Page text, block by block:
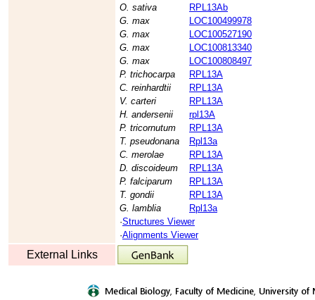
O. sativa
RPL13Ab
G. max
LOC100499978
G. max
LOC100527190
G. max
LOC100813340
G. max
LOC100808497
P. trichocarpa
RPL13A
C. reinhardtii
RPL13A
V. carteri
RPL13A
H. andersenii
rpl13A
P. tricornutum
RPL13A
T. pseudonana
Rpl13a
C. merolae
RPL13A
D. discoideum
RPL13A
P. falciparum
RPL13A
T. gondii
RPL13A
G. lamblia
Rpl13a
·Structures Viewer
·Alignments Viewer
External Links